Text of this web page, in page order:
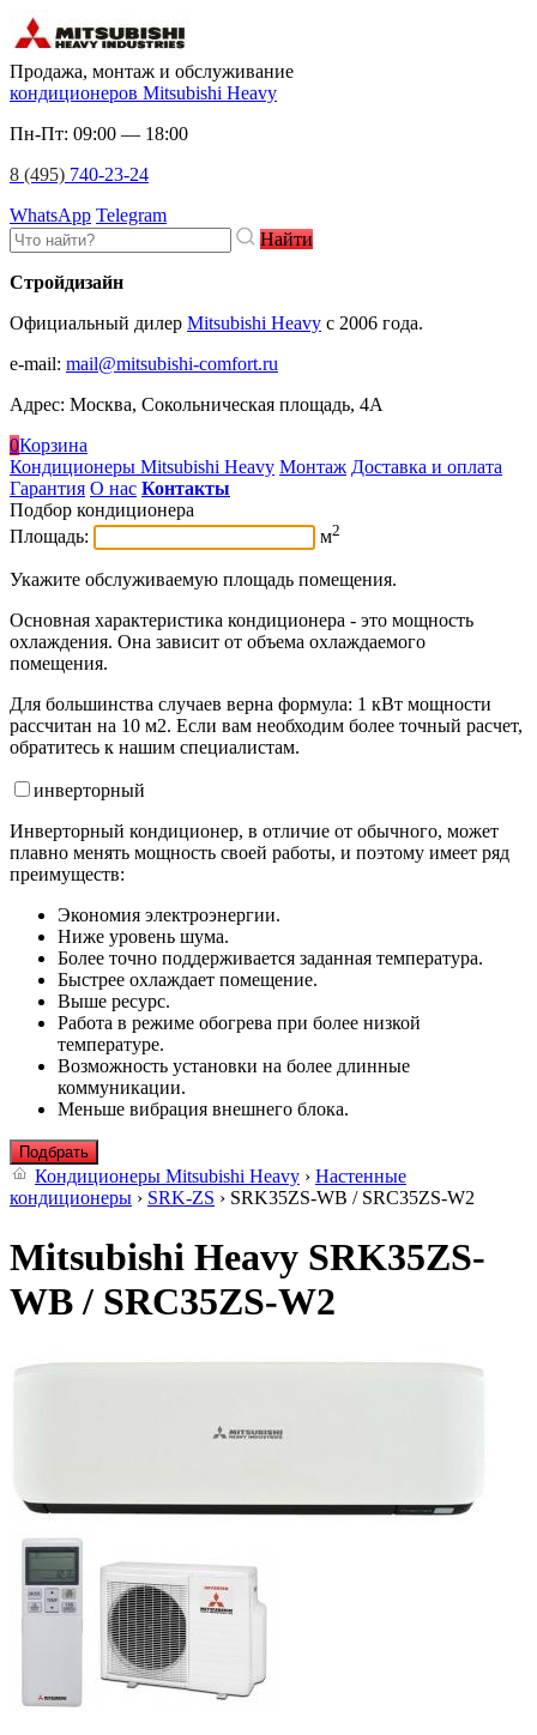
Продажа, монтаж и обслуживание
кондиционеров Mitsubishi Heavy
Пн-Пт: 09:00 — 18:00
8 (495) 740-23-24
WhatsApp Telegram
Найти
Стройдизайн
Официальный дилер Mitsubishi Heavy c 2006 года.
e-mail: mail@mitsubishi-comfort.ru
Адрес: Москва, Сокольническая площадь, 4А
0Корзина
Кондиционеры Mitsubishi Heavy Монтаж Доставка и оплата
Гарантия О нас Контакты
Подбор кондиционера
Площадь:
м2
Укажите обслуживаемую площадь помещения.
Основная характеристика кондиционера - это мощность
охлаждения. Она зависит от объема охлаждаемого
помещения.
Для большинства случаев верна формула: 1 кВт мощности
рассчитан на 10 м2. Если вам необходим более точный расчет,
обратитесь к нашим специалистам.
инверторный
Инверторный кондиционер, в отличие от обычного, может
плавно менять мощность своей работы, и поэтому имеет ряд
преимуществ:
Экономия электроэнергии.
Ниже уровень шума.
Более точно поддерживается заданная температура.
Быстрее охлаждает помещение.
Выше ресурс.
Работа в режиме обогрева при более низкой
температуре.
Возможность установки на более длинные
коммуникации.
Меньше вибрация внешнего блока.
Подбрать
Кондиционеры Mitsubishi Heavy › Настенные
кондиционеры › SRK-ZS › SRK35ZS-WB / SRC35ZS-W2
Mitsubishi Heavy SRK35ZS-
WB / SRC35ZS-W2